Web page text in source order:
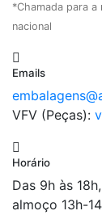
*Chamada para a
nacional
Emails
VFV (Peças):
Horário
Das 9h às
almoço 13h-